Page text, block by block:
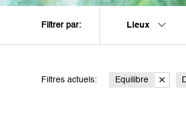
Filtrer par: Lieux
Filtres actuels: Equilibre